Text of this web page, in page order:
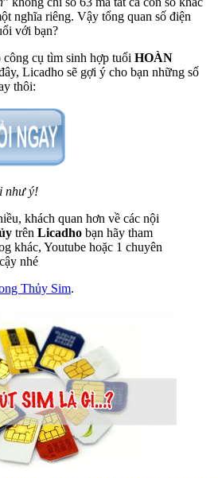
nghĩa riêng. Vậy tổng quan số điện
với bạn?
cụ tìm sinh hợp tuổi HOÀN
Licadho sẽ gợi ý cho bạn những số
thôi:
như ý!
khách quan hơn về các nội
trên Licadho bạn hãy tham
khác, Youtube hoặc 1 chuyên
nhé
Thủy Sim.